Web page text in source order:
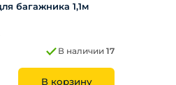
багажника 1,1м
В наличии 17
В корзину